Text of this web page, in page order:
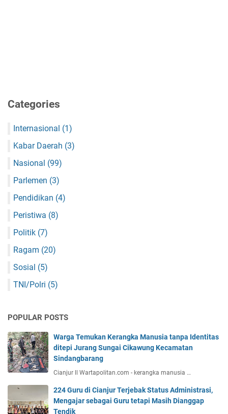
Categories
Internasional (1)
Kabar Daerah (3)
Nasional (99)
Parlemen (3)
Pendidikan (4)
Peristiwa (8)
Politik (7)
Ragam (20)
Sosial (5)
TNI/Polri (5)
POPULAR POSTS
Warga Temukan Kerangka Manusia tanpa Identitas
ditepi Jurang Sungai Cikawung Kecamatan
Sindangbarang
Cianjur ll Wartapolitan.com - kerangka manusia …
224 Guru di Cianjur Terjebak Status Administrasi,
Mengajar sebagai Guru tetapi Masih Dianggap
Tendik